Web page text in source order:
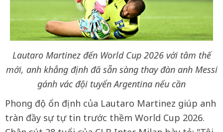
Lautaro Martinez đến World Cup 2026 với tâm thế
mới, anh khẳng định đã sẵn sàng thay đàn anh Messi
gánh vác đội tuyển Argentina nếu cần
Phong độ ổn định của Lautaro Martinez giúp anh
tràn đầy sự tự tin trước thềm World Cup 2026.